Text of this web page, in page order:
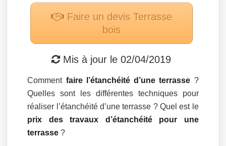
Faire un devis Terrasse
bois
Mis à jour le02/04/2019
Comment faire l’étanchéité d’une terrasse ?
Quelles sont les différentes techniques pour
réaliser l’étanchéité d’une terrasse ? Quel est le
prix des travaux d’étanchéité pour une
terrasse ?